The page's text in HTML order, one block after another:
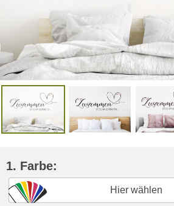
1. Farbe:
Hier wählen